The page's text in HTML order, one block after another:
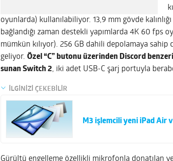
oyunlarda) kullanılabiliyor. 13,9 mm gövde
bağlandığı zaman destekli yapımlarda 4K 60 fps
mümkün kılıyor). 256 GB dahili depolamaya sahip
geliyor. Özel “C” butonu üzerinden Discord
sunan Switch 2, iki adet USB-C şarj portuyla
İLGİNİZİ ÇEKEBİLİR
M3 işlemcili yeni iPad Air
Gürültü engelleme özellikli mikrofonla donatılan